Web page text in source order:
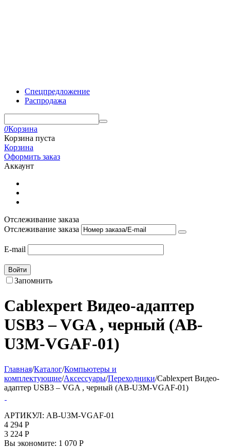
Спецпредложение
Распродажа
0Корзина
Корзина пуста
Корзина
Оформить заказ
Аккаунт
Отслеживание заказа
Отслеживание заказа
E-mail
Войти
Запомнить
Cablexpert Видео-адаптер
USB3 – VGA , черный (AB-
U3M-VGAF-01)
Главная/Каталог/Компьютеры и
комплектующие/Аксессуары/Переходники/Cablexpert Видео-
адаптер USB3 – VGA , черный (AB-U3M-VGAF-01)
АРТИКУЛ: AB-U3M-VGAF-01
4 294 Р
3 224 Р
Вы экономите: 1 070 Р